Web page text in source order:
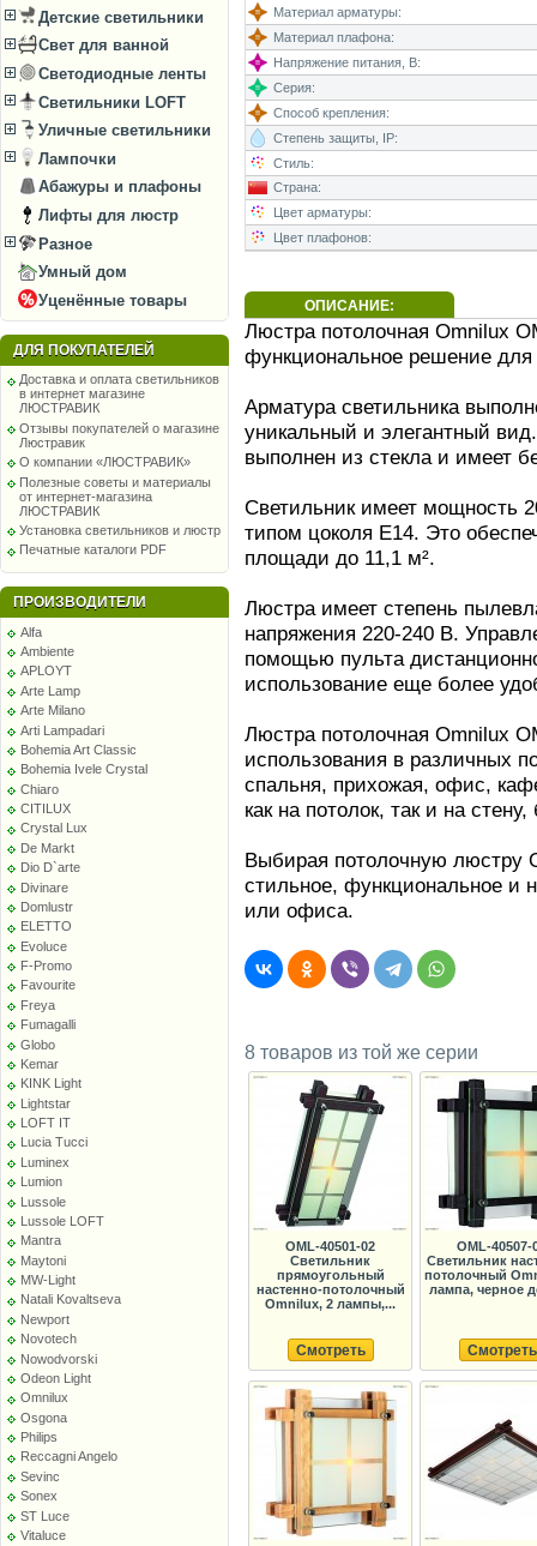
Детские светильники
Свет для ванной
Светодиодные ленты
Светильники LOFT
Уличные светильники
Лампочки
Абажуры и плафоны
Лифты для люстр
Разное
Умный дом
Уценённые товары
ДЛЯ ПОКУПАТЕЛЕЙ
Доставка и оплата светильников
в интернет магазине
ЛЮСТРАВИК
Отзывы покупателей о магазине
Люстравик
О компании «ЛЮСТРАВИК»
Полезные советы и материалы
от интернет-магазина
ЛЮСТРАВИК
Установка светильников и люстр
Печатные каталоги PDF
ПРОИЗВОДИТЕЛИ
Alfa
Ambiente
APLOYT
Arte Lamp
Arte Milano
Arti Lampadari
Bohemia Art Classic
Bohemia Ivele Crystal
Chiaro
CITILUX
Crystal Lux
De Markt
Dio D`arte
Divinare
Domlustr
ELETTO
Evoluce
F-Promo
Favourite
Freya
Fumagalli
Globo
Kemar
KINK Light
Lightstar
LOFT IT
Lucia Tucci
Luminex
Lumion
Lussole
Lussole LOFT
Mantra
Maytoni
MW-Light
Natali Kovaltseva
Newport
Novotech
Nowodvorski
Odeon Light
Omnilux
Osgona
Philips
Reccagni Angelo
Sevinc
Sonex
ST Luce
Vitaluce
Материал арматуры:
Материал плафона:
Напряжение питания, В:
Серия:
Способ крепления:
Степень защиты, IP:
Стиль:
Страна:
Цвет арматуры:
Цвет плафонов:
ОПИСАНИЕ:
Люстра потолочная Omnilux
функциональное решение
Арматура светильника
уникальный и элегантный
выполнен из стекла и имеет
Светильник имеет мощность
типом цоколя E14. Это
площади до 11,1 м².
Люстра имеет степень
напряжения 220-240 В.
помощью пульта
использование еще более
Люстра потолочная Omnilux
использования в различных
спальня, прихожая, офис,
как на потолок, так и на
Выбирая потолочную люстру
стильное, функциональное и
или офиса.
8 товаров из той же серии
OML-40501-02
Светильник
прямоугольный
настенно-потолочный
Omnilux, 2 лампы,...
Смотреть
OML-40507-
Светильник
потолочный
лампа, черное
Смотреть